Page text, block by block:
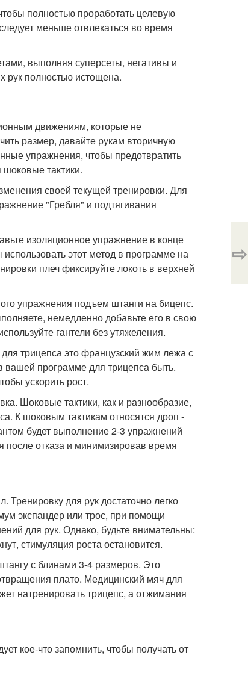
полностью проработать целевую
меньше отвлекаться во время
выполняя суперсеты, негативы и
рук полностью истощена.
движениям, которые не
размер, давайте рукам вторичную
упражнения, чтобы предотвратить
тактики.
своей текущей тренировки. Для
"Гребля" и подтягивания
изоляционное упражнение в конце
этот метод в программе на
плеч фиксируйте локоть в верхней
упражнения подъем штанги на бицепс.
немедленно добавьте его в свою
гантели без утяжеления.
трицепса это французский жим лежа с
вашей программе для трицепса быть.
ускорить рост.
Шоковые тактики, как и разнообразие,
К шоковым тактикам относятся дроп -
будет выполнение 2-3 упражнений
после отказа и минимизировав время
Тренировку для рук достаточно легко
экспандер или трос, при помощи
для рук. Однако, будьте внимательны:
стимуляция роста остановится.
с блинами 3-4 размеров. Это
плато. Медицинский мяч для
натренировать трицепс, а отжимания
кое-что запомнить, чтобы получать от
⇨